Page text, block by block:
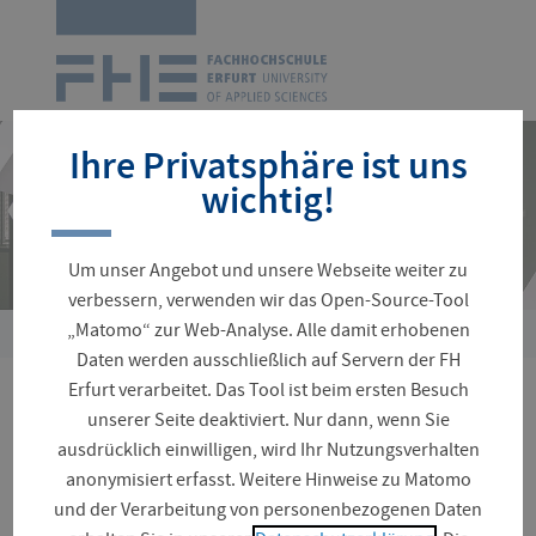
Navigation
überspringen
Sie
sind
hier:
MigraChance
BMBF-Verbundforschungsprojekt
Ihre Privatsphäre ist uns
wichtig!
Um unser Angebot und unsere Webseite weiter zu
verbessern, verwenden wir das Open-Source-Tool
„Matomo“ zur Web-Analyse. Alle damit erhobenen
Daten werden ausschließlich auf Servern der FH
Erfurt verarbeitet. Das Tool ist beim ersten Besuch
unserer Seite deaktiviert. Nur dann, wenn Sie
ausdrücklich einwilligen, wird Ihr Nutzungsverhalten
anonymisiert erfasst. Weitere Hinweise zu Matomo
und der Verarbeitung von personenbezogenen Daten